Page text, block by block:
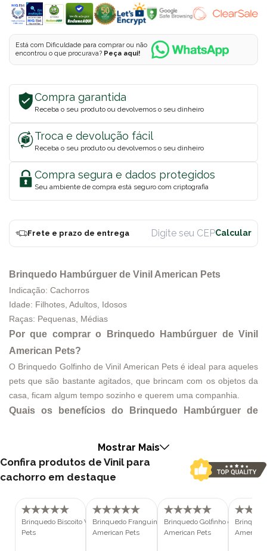
Está com Dificuldade para comprar ou não
encontrou o que procurava? Peça aqui!
Compra garantida
Receba o seu produto ou devolvemos o seu dinheiro
Troca e devolução fácil
Receba o seu produto ou devolvemos o seu dinheiro
Compra segura e dados protegidos
Seu ambiente de compra está seguro com criptografia
Frete e prazo de entrega
Brinquedo Hambúrguer de Vinil American Pets
Indicação: Cachorros
Idade: Filhotes, Adultos, Idosos
Raças: Pequenas, Médias
Por que comprar o Brinquedo Hambúrguer de Vinil
American Pets?
O Brinquedo Golfinho de Vinil American Pets é ideal para aqueles
pets que são bastante agitados, que brincam com os objetos da
casa, ficam algum tempo sozinho e querem uma companhia.
Quais os benefícios do Brinquedo Hambúrguer de
O Brinquedo Golfinho de Vinil American Pets é uma forma
Inovadora, relaxante, que proporciona uma atividade física
enriquecedora, mental e sensorial.
American Pets na Polipet?
Na PoliPet oferecemos ótimos preços em diversos produtos em
nosso site, e você pode comprar por boleto bancário ou cartão de
Mostrar Mais
Confira produtos de Vinil para
cachorro em destaque
Brinquedo Biscoito Vinil American
Pets
Brinquedo Franguinho Vinil
American Pets
Brinquedo Golfinho de Vinil
American Pets
American